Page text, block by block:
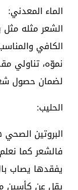
الماء المعدني:
الشعر مثله
الكافي
لضمان حصول
الحليب:
البروتين
فالشعر كما
يفقدها يصاب
يقل عن كأسين